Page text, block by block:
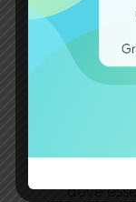
capacità
deve